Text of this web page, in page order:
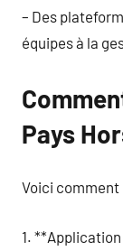
– Des
équipes à la
Pays
Voici
1.